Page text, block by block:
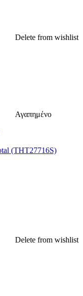
Delete from wishlist
Αγαπημένο
Delete from wishlist